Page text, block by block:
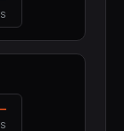
S
–
S